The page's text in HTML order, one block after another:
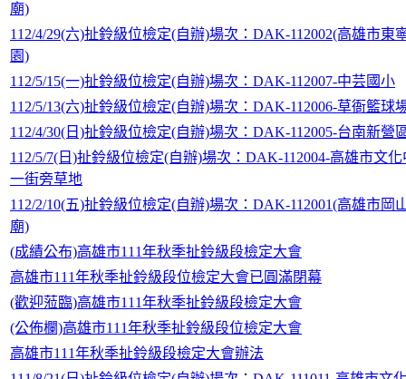
廟)
112/4/29(六)扯鈴級位檢定(自辦)場次：DAK-112002(高雄市東
園)
112/5/15(一)扯鈴級位檢定(自辦)場次：DAK-112007-中芸國小
112/5/13(六)扯鈴級位檢定(自辦)場次：DAK-112006-草衙籃球
112/4/30(日)扯鈴級位檢定(自辦)場次：DAK-112005-台南新營
112/5/7(日)扯鈴級位檢定(自辦)場次：DAK-112004-高雄市文
一街旁草地
112/2/10(五)扯鈴級位檢定(自辦)場次：DAK-112001(高雄市岡
廟)
(成績公布)高雄市111年秋季扯鈴級段檢定大會
高雄市111年秋季扯鈴級段位檢定大會已圓滿閉幕
(歡迎蒞臨)高雄市111年秋季扯鈴級段檢定大會
(公佈欄)高雄市111年秋季扯鈴級段位檢定大會
高雄市111年秋季扯鈴級段檢定大會辦法